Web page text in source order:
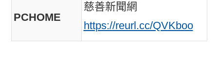
PCHOME
慈善新聞網
https://reurl.cc/QVKboo